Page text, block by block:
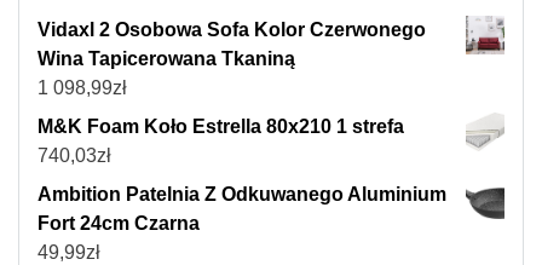
Vidaxl 2 Osobowa Sofa Kolor Czerwonego
Wina Tapicerowana Tkaniną
1 098,99zł
M&K Foam Koło Estrella 80x210 1 strefa
740,03zł
Ambition Patelnia Z Odkuwanego Aluminium
Fort 24cm Czarna
49,99zł